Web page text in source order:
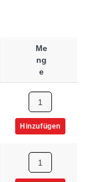
Me
Ng
E
Hinzufügen